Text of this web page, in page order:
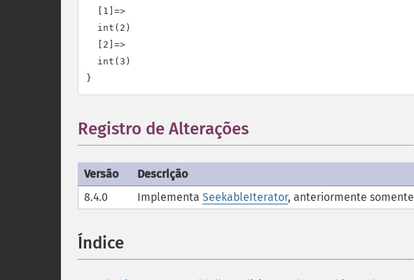
  [1]=>
  int(2)
  [2]=>
  int(3)
Registro de Alterações
Versão
Descrição
8.4.0
Implementa SeekableIterator, anteriormente somente
Índice